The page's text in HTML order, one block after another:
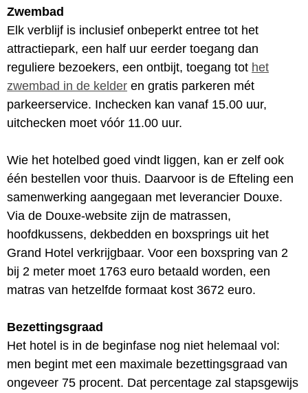
Zwembad
Elk verblijf is inclusief onbeperkt entree tot het
attractiepark, een half uur eerder toegang dan
reguliere bezoekers, een ontbijt, toegang tot het
zwembad in de kelder en gratis parkeren mét
parkeerservice. Inchecken kan vanaf 15.00 uur,
uitchecken moet vóór 11.00 uur.
Wie het hotelbed goed vindt liggen, kan er zelf ook
één bestellen voor thuis. Daarvoor is de Efteling een
samenwerking aangegaan met leverancier Douxe.
Via de Douxe-website zijn de matrassen,
hoofdkussens, dekbedden en boxsprings uit het
Grand Hotel verkrijgbaar. Voor een boxspring van 2
bij 2 meter moet 1763 euro betaald worden, een
matras van hetzelfde formaat kost 3672 euro.
Bezettingsgraad
Het hotel is in de beginfase nog niet helemaal vol:
men begint met een maximale bezettingsgraad van
ongeveer 75 procent. Dat percentage zal stapsgewijs